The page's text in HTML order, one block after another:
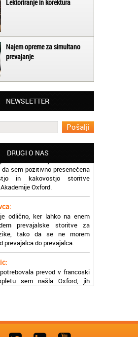
Lektoriranje in korektura
Najem opreme za simultano
prevajanje
NEWSLETTER
DRUGI O NAS
vse zaposlene v Akademiji
so resnično profesionalni in
storitve opravljajo hitro in
v slovenski jezik in lahko
da sem pozitivno presenečena
in kakovostjo storitve
Oxford.
odlično, ker lahko na enem
prevajalske storitve za
tako da se ne morem
prevajalca do prevajalca.
prevod v francoski
sem našla Oxford, jih
v roku nekaj ur sem po
prejela prevod. Resnično
in ljubeznivi, za njih imam
besede!